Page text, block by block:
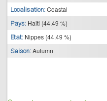
Localisation: Coastal
Pays: Haiti (44.49 %)
Etat: Nippes (44.49 %)
Saison: Autumn